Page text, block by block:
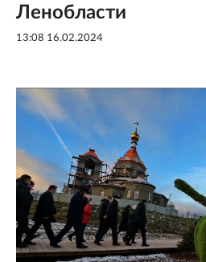
Ленобласти
13:08 16.02.2024